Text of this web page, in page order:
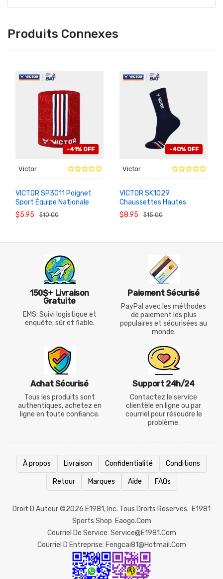
Produits Connexes
-41% OFF
Victor
VICTOR SP3011 Poignet
Sport Équipe Nationale
Thaïlande
$5.95 $10.00
AU
PANIER
-40% OFF
Victor
VICTOR SK1029
Chaussettes Hautes
Badminton Équipe
Nationale Thaïlande
$8.95 $15.00
AU
150$+ Livraison
Gratuite
EMS: Suivi logistique et
enquête, sûr et fiable.
Paiement Sécurisé
PayPal avec les méthodes
de paiement les plus
populaires et sécurisées au
monde.
Achat Sécurisé
Tous les produits sont
authentiques, achetez en
ligne en toute confiance.
Support 24h/24
Contactez le service
clientèle en ligne ou par
courriel pour résoudre le
problème.
À propos Livraison Confidentialité Conditions
Retour Marques Aide FAQs
Droit D Auteur ©2026 E1981, Inc. Tous Droits Reserves. E1981
Sports Shop Eaogo.com
Courriel De Service: Service@e1981.com
Courriel D Entreprise: Fengcai81@hotmail.com